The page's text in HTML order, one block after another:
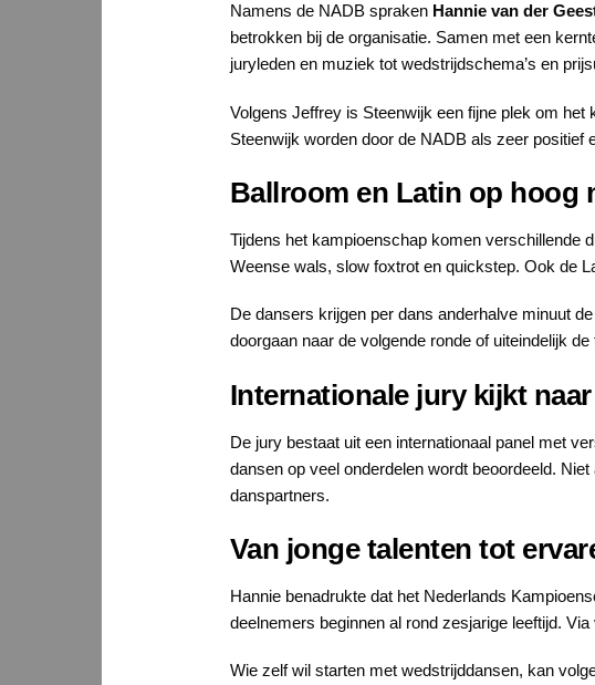
Namens de NADB spraken Hannie van der
betrokken bij de organisatie. Samen met een
juryleden en muziek tot wedstrijdschema’s en
Volgens Jeffrey is Steenwijk een fijne plek om
Steenwijk worden door de NADB als zeer positief
Ballroom en Latin op hoog
Tijdens het kampioenschap komen verschillende
Weense wals, slow foxtrot en quickstep. Ook de
De dansers krijgen per dans anderhalve minuut
doorgaan naar de volgende ronde of uiteindelijk de
Internationale jury kijkt
De jury bestaat uit een internationaal panel met
dansen op veel onderdelen wordt beoordeeld.
danspartners.
Van jonge talenten tot
Hannie benadrukte dat het Nederlands
deelnemers beginnen al rond zesjarige leeftijd.
Wie zelf wil starten met wedstrijddansen, kan